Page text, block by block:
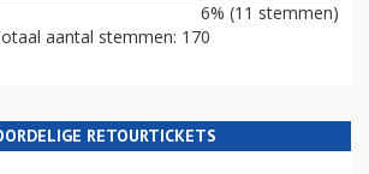
6% (11 stemmen)
aantal stemmen: 170
RETOURTICKETS